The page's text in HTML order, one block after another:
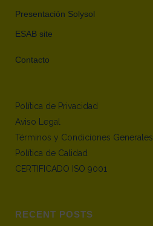
Presentación Solysol
ESAB site
Contacto
Política de Privacidad
Aviso Legal
Términos y Condiciones Generales
Política de Calidad
CERTIFICADO ISO 9001
RECENT POSTS